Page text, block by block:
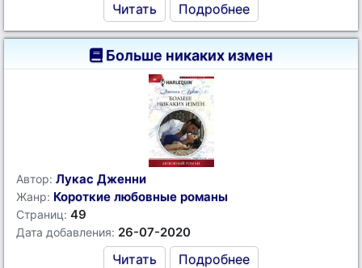
Читать Подробнее
Больше никаких измен
Автор: Лукас Дженни
Жанр: Короткие любовные романы
Страниц: 49
Дата добавления: 26-07-2020
Читать Подробнее